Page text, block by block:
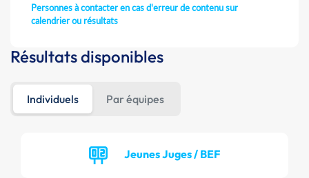
Personnes à contacter en cas d'erreur de contenu sur
calendrier ou résultats
Résultats disponibles
Individuels Par équipes
Jeunes Juges / BEF